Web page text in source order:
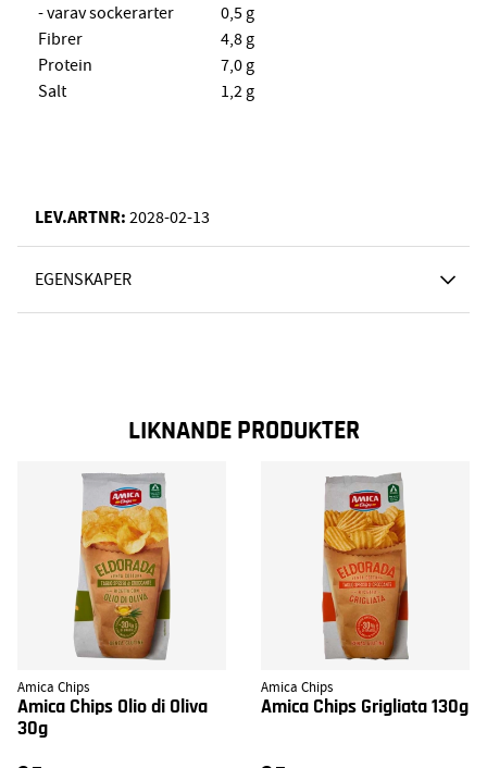
- varav sockerarter
0,5 g
Fibrer
4,8 g
Protein
7,0 g
Salt
1,2 g
LEV.ARTNR: 2028-02-13
EGENSKAPER
LIKNANDE PRODUKTER
Amica Chips
Amica Chips Olio di Oliva
30g
Amica Chips
Amica Chips Grigliata 130g